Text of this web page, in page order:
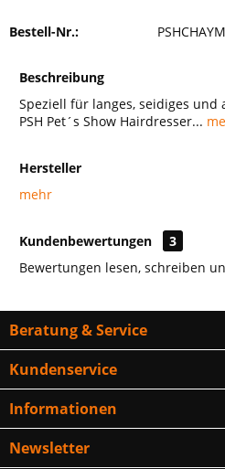
Bestell-Nr.: PSHCHAYM
Beschreibung
Speziell für langes, seidiges und
PSH Pet´s Show Hairdresser...
Hersteller
mehr
Kundenbewertungen
3
Bewertungen lesen, schreiben
Beratung & Service
Kundenservice
Informationen
Newsletter